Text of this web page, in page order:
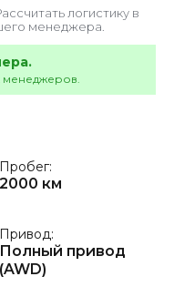
логистику в
менеджера.
менеджеров.
Пробег
2000 км
Привод
Полный привод
(AWD)